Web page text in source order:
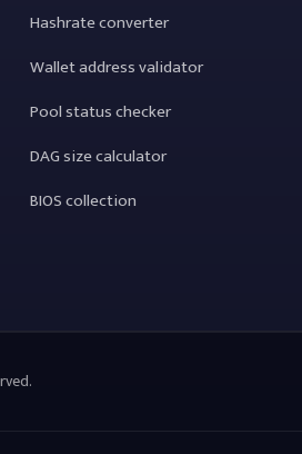
Hashrate converter
Wallet address validator
Pool status checker
DAG size calculator
BIOS collection